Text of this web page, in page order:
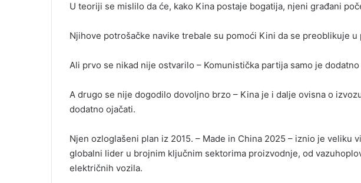
U teoriji se mislilo da će, kako Kina postaje bogatija, njeni građani
Njihove potrošačke navike trebale su pomoći Kini da se preoblikuje
Ali prvo se nikad nije ostvarilo – Komunistička partija samo je
A drugo se nije dogodilo dovoljno brzo – Kina je i dalje ovisna o
dodatno ojačati.
Njen ozloglašeni plan iz 2015. – Made in China 2025 – iznio je veliku
globalni lider u brojnim ključnim sektorima proizvodnje, od
električnih vozila.